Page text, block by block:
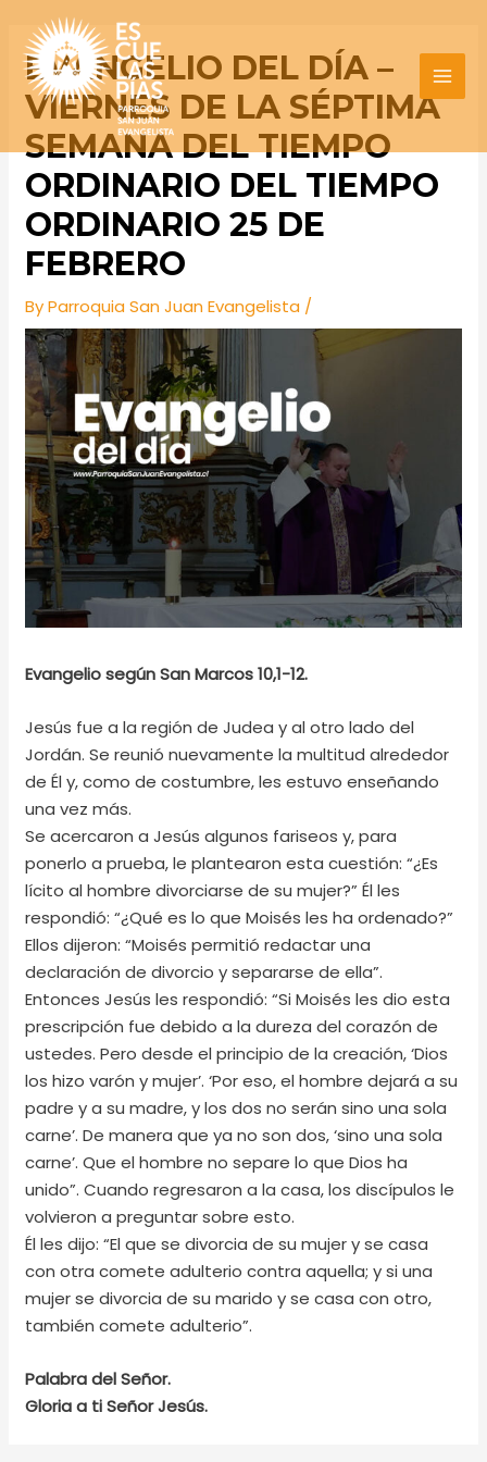
content
EVANGELIO DEL DÍA –
VIERNES DE LA SÉPTIMA
SEMANA DEL TIEMPO
ORDINARIO DEL TIEMPO
ORDINARIO 25 DE
FEBRERO
ByParroquia San Juan Evangelista /
Evangelio según San Marcos 10,1-12.
Jesús fue a la región de Judea y al otro lado del
Jordán. Se reunió nuevamente la multitud alrededor
de Él y, como de costumbre, les estuvo enseñando
una vez más.
Se acercaron a Jesús algunos fariseos y, para
ponerlo a prueba, le plantearon esta cuestión: “¿Es
lícito al hombre divorciarse de su mujer?” Él les
respondió: “¿Qué es lo que Moisés les ha ordenado?”
Ellos dijeron: “Moisés permitió redactar una
declaración de divorcio y separarse de ella”.
Entonces Jesús les respondió: “Si Moisés les dio esta
prescripción fue debido a la dureza del corazón de
ustedes. Pero desde el principio de la creación, ‘Dios
los hizo varón y mujer’. ‘Por eso, el hombre dejará a su
padre y a su madre, y los dos no serán sino una sola
carne’. De manera que ya no son dos, ‘sino una sola
carne’. Que el hombre no separe lo que Dios ha
unido”. Cuando regresaron a la casa, los discípulos le
volvieron a preguntar sobre esto.
Él les dijo: “El que se divorcia de su mujer y se casa
con otra comete adulterio contra aquella; y si una
mujer se divorcia de su marido y se casa con otro,
también comete adulterio”.
Palabra del Señor.
Gloria a ti Señor Jesús.
Post
navigation